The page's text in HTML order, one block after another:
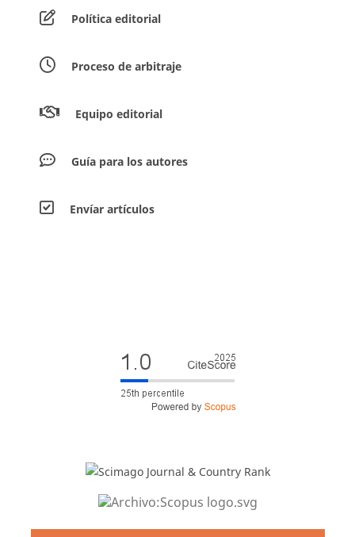
Política editorial
Proceso de arbitraje
Equipo editorial
Guía para los autores
Envíar artículos